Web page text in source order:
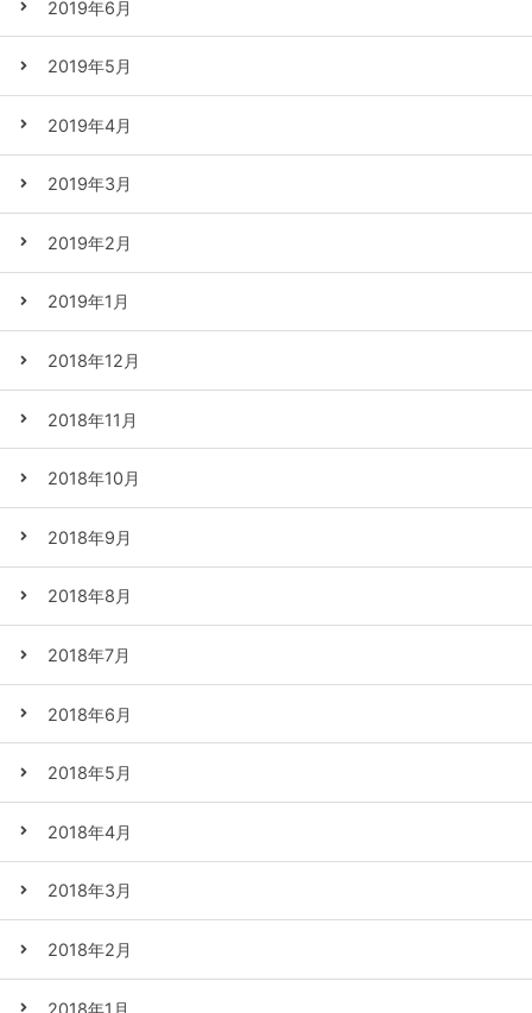
2019年6月
2019年5月
2019年4月
2019年3月
2019年2月
2019年1月
2018年12月
2018年11月
2018年10月
2018年9月
2018年8月
2018年7月
2018年6月
2018年5月
2018年4月
2018年3月
2018年2月
2018年1月